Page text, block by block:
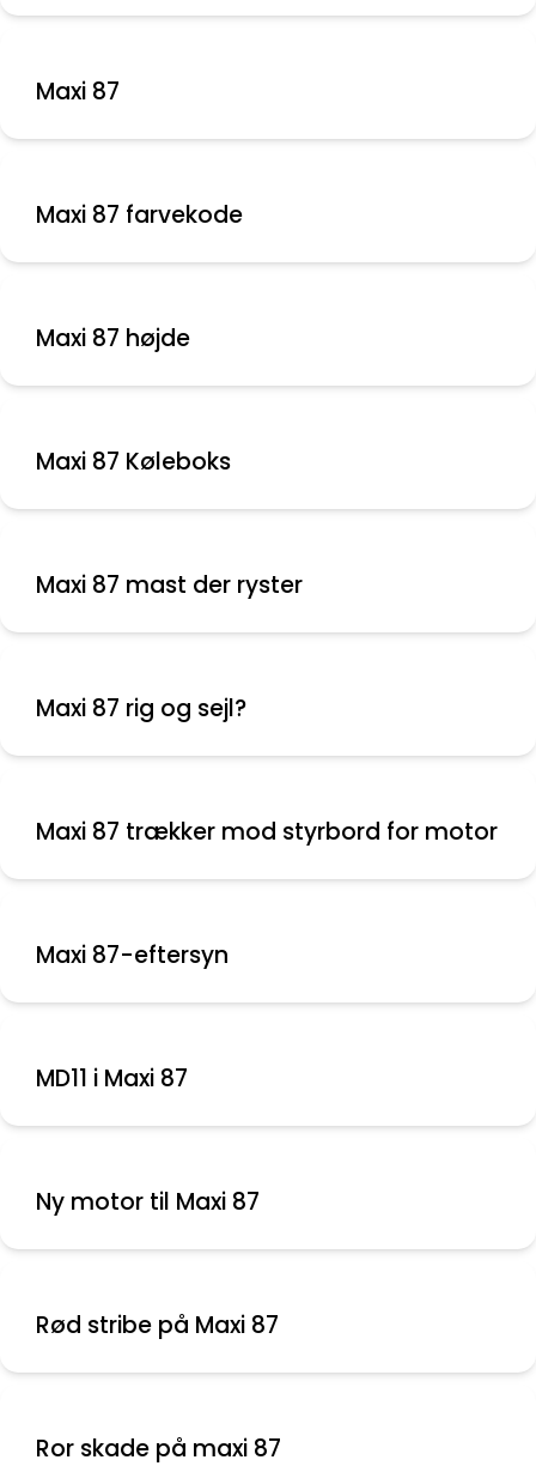
Maxi 87
Maxi 87 farvekode
Maxi 87 højde
Maxi 87 Køleboks
Maxi 87 mast der ryster
Maxi 87 rig og sejl?
Maxi 87 trækker mod styrbord for motor
Maxi 87-eftersyn
MD11 i Maxi 87
Ny motor til Maxi 87
Rød stribe på Maxi 87
Ror skade på maxi 87